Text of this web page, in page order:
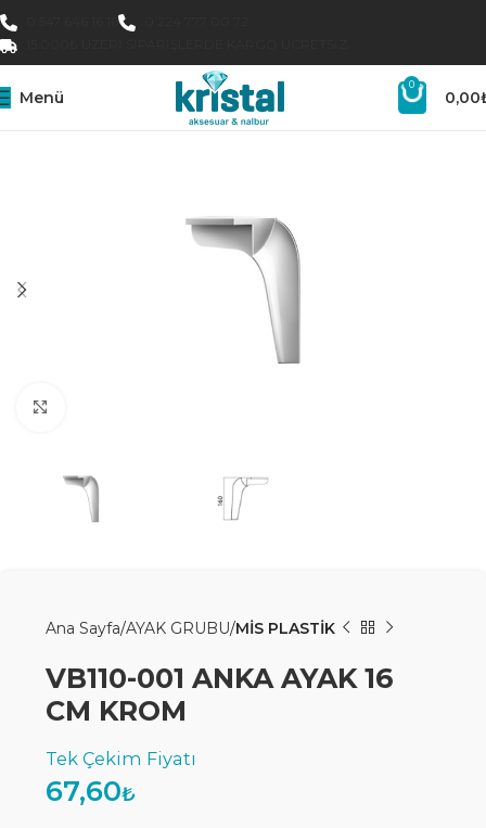
Menü
0
0,00
Ana Sayfa AYAK GRUBU MİS PLASTİK
VB110-001 ANKA AYAK 16
CM KROM
67,60₺